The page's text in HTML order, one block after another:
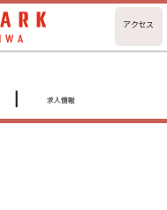
アクセス
| 求人情報